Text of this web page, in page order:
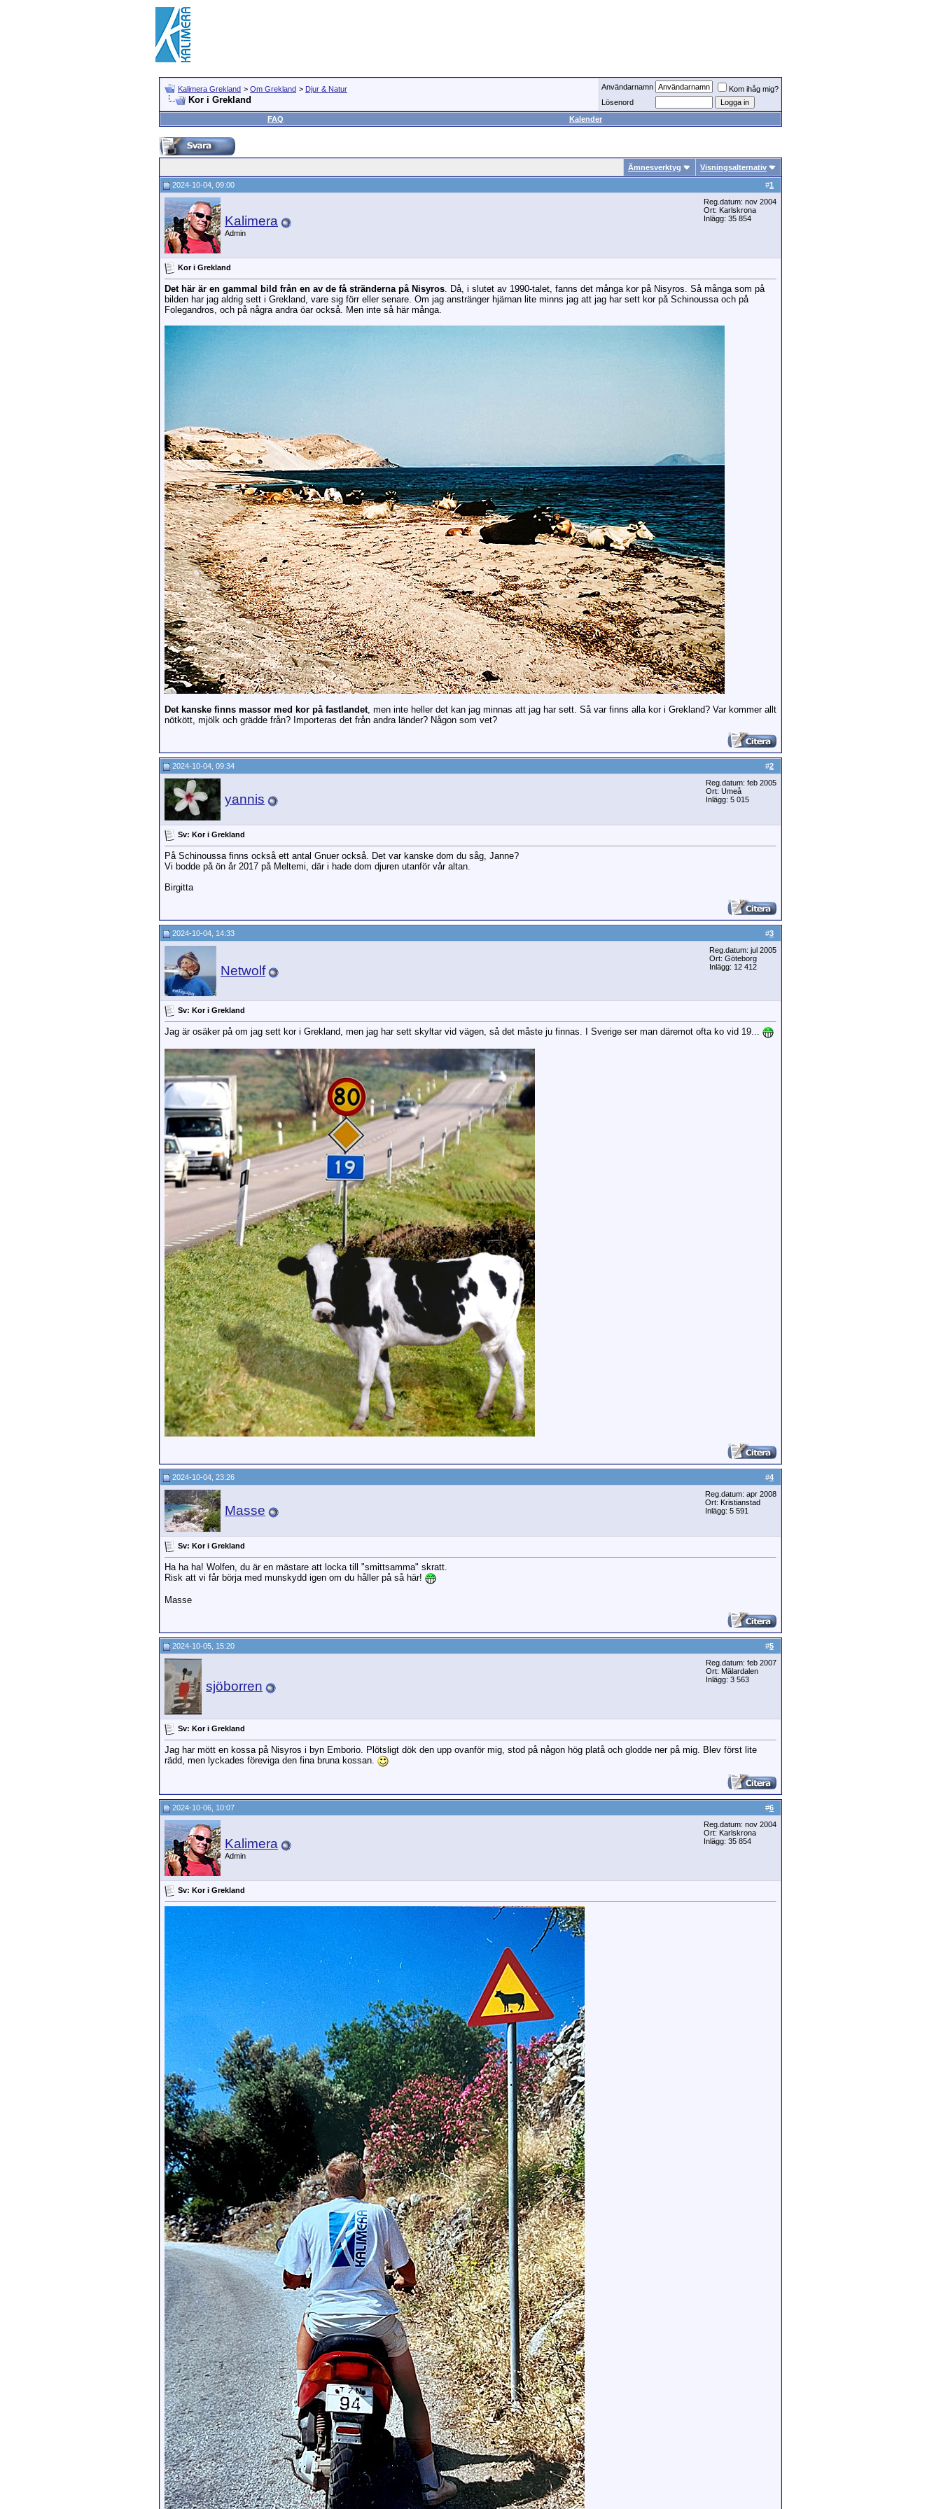
Kalimera Grekland > Om Grekland > Djur & Natur
Kor i Grekland
Användarnamn
Kom ihåg mig?
Lösenord
FAQ
Kalender
Ämnesverktyg Visningsalternativ
#1
2024-10-04, 09:00
Kalimera
Admin
Reg.datum: nov 2004
Ort: Karlskrona
Inlägg: 35 854
Kor i Grekland
Det här är en gammal bild från en av de få stränderna på Nisyros. Då, i slutet av 1990-talet, fanns det många kor på Nisyros. Så många som på
bilden har jag aldrig sett i Grekland, vare sig förr eller senare. Om jag anstränger hjärnan lite minns jag att jag har sett kor på Schinoussa och på
Folegandros, och på några andra öar också. Men inte så här många.
Det kanske finns massor med kor på fastlandet, men inte heller det kan jag minnas att jag har sett. Så var finns alla kor i Grekland? Var kommer allt
nötkött, mjölk och grädde från? Importeras det från andra länder? Någon som vet?
#2
2024-10-04, 09:34
yannis
Reg.datum: feb 2005
Ort: Umeå
Inlägg: 5 015
Sv: Kor i Grekland
På Schinoussa finns också ett antal Gnuer också. Det var kanske dom du såg, Janne?
Vi bodde på ön år 2017 på Meltemi, där i hade dom djuren utanför vår altan.
Birgitta
#3
2024-10-04, 14:33
Netwolf
Reg.datum: jul 2005
Ort: Göteborg
Inlägg: 12 412
Sv: Kor i Grekland
Jag är osäker på om jag sett kor i Grekland, men jag har sett skyltar vid vägen, så det måste ju finnas. I Sverige ser man däremot ofta ko vid 19...
#4
2024-10-04, 23:26
Masse
Reg.datum: apr 2008
Ort: Kristianstad
Inlägg: 5 591
Sv: Kor i Grekland
Ha ha ha! Wolfen, du är en mästare att locka till "smittsamma" skratt.
Risk att vi får börja med munskydd igen om du håller på så här!
Masse
#5
2024-10-05, 15:20
sjöborren
Reg.datum: feb 2007
Ort: Mälardalen
Inlägg: 3 563
Sv: Kor i Grekland
Jag har mött en kossa på Nisyros i byn Emborio. Plötsligt dök den upp ovanför mig, stod på någon hög platå och glodde ner på mig. Blev först lite
rädd, men lyckades föreviga den fina bruna kossan.
#6
2024-10-06, 10:07
Kalimera
Admin
Reg.datum: nov 2004
Ort: Karlskrona
Inlägg: 35 854
Sv: Kor i Grekland